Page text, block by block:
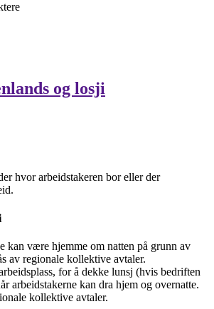
og losji
hvor arbeidstakeren bor eller der
kan være hjemme om natten på grunn av
av regionale kollektive avtaler.
for å dekke lunsj (hvis bedriften
arbeidstakerne kan dra hjem og overnatte.
kollektive avtaler.